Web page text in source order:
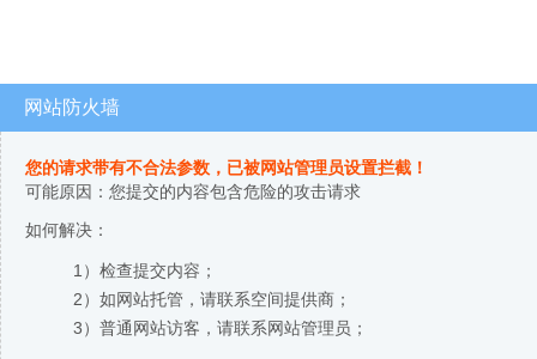
网站防火墙
您的请求带有不合法参数，已被网站管理员设置拦截！
可能原因：您提交的内容包含危险的攻击请求
如何解决：
1）检查提交内容；
2）如网站托管，请联系空间提供商；
3）普通网站访客，请联系网站管理员；